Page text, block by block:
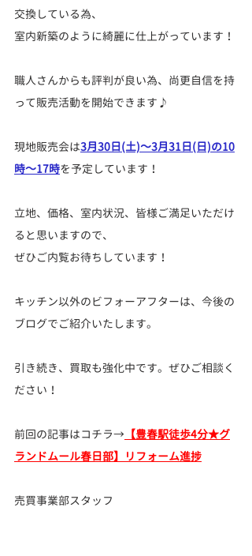
交換している為、
室内新築のように綺麗に仕上がっています！
職人さんからも評判が良い為、尚更自信を持
って販売活動を開始できます♪
現地販売会は3月30日(土)～3月31日(日)の10
時～17時を予定しています！
立地、価格、室内状況、皆様ご満足いただけ
ると思いますので、
ぜひご内覧お待ちしています！
キッチン以外のビフォーアフターは、今後の
ブログでご紹介いたします。
引き続き、買取も強化中です。ぜひご相談く
ださい！
前回の記事はコチラ→ 【豊春駅徒歩4分★グ
ランドムール春日部】リフォーム進捗
売買事業部スタッフ